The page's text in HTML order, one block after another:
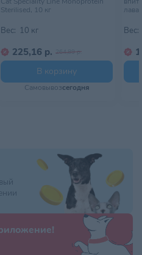
Sterilised, 10 кг
Вес: 10 кг
225,16 р. 264,89 р.
В корзину
Самовывозсегодня
Вес: